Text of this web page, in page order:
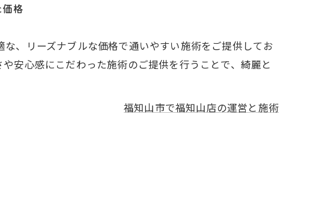
格
、リーズナブルな価格で通いやすい施術をご提供してお
安心感にこだわった施術のご提供を行うことで、綺麗と
福知山市で福知山店の運営と施術